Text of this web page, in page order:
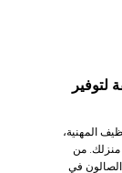
لتوفير
المهنية،
منزلك. من
الصالون في